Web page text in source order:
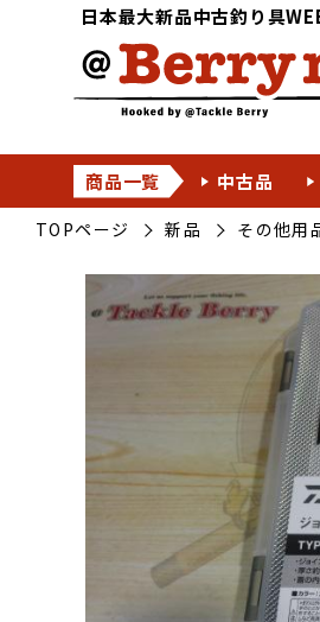
日本最大新品中古釣り具
商品一覧 中古品
TOPページ 新品 その他用